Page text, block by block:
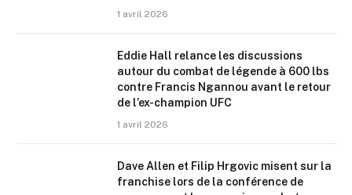
1 avril 2026
Eddie Hall relance les discussions
autour du combat de légende à 600 lbs
contre Francis Ngannou avant le retour
de l’ex-champion UFC
1 avril 2026
Dave Allen et Filip Hrgovic misent sur la
franchise lors de la conférence de